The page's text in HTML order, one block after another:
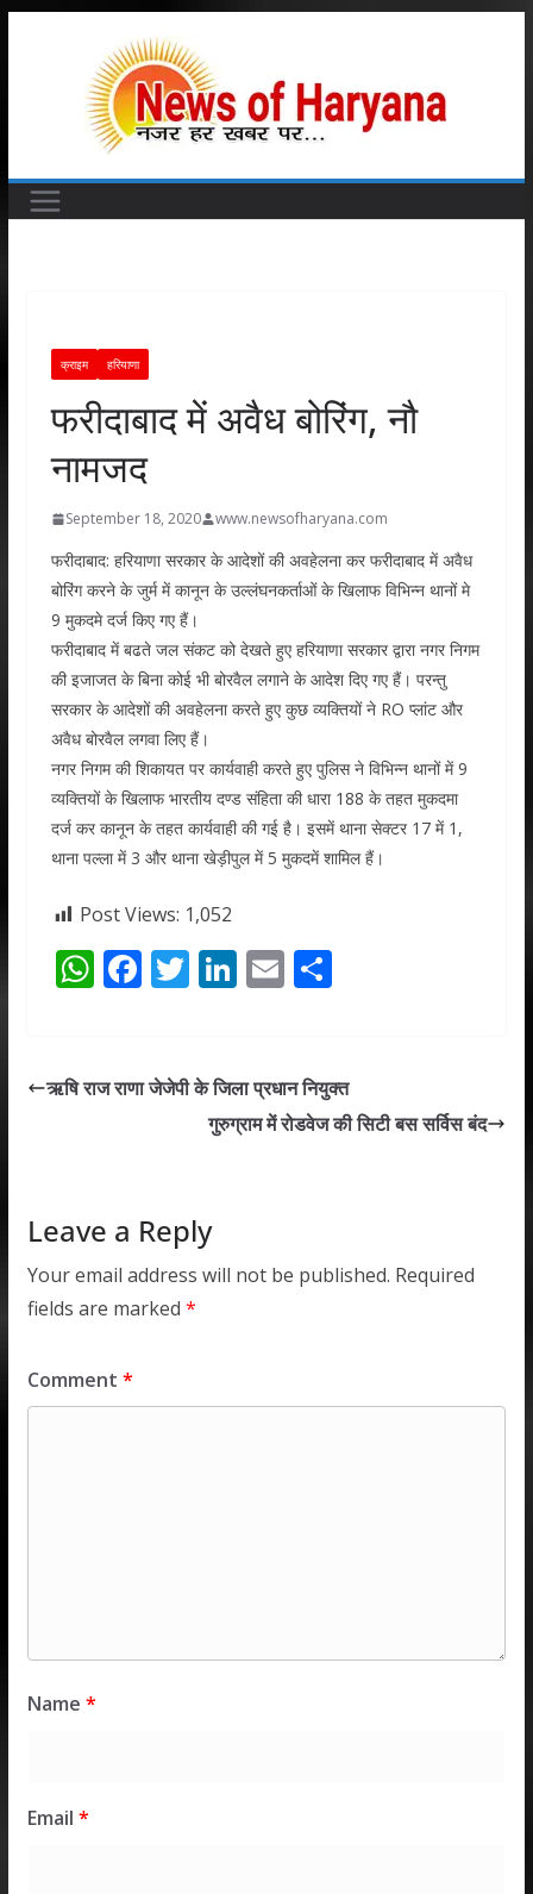
क्राइम हरियाणा
फरीदाबाद में अवैध बोरिंग, नौ
नामजद
September 18, 2020 www.newsofharyana.com
फरीदाबाद: हरियाणा सरकार के आदेशों की अवहेलना कर फरीदाबाद में अवैध
बोरिंग करने के जुर्म में कानून के उल्लंघनकर्ताओं के खिलाफ विभिन्न थानों मे
9 मुकदमे दर्ज किए गए हैं।
फरीदाबाद में बढते जल संकट को देखते हुए हरियाणा सरकार द्वारा नगर निगम
की इजाजत के बिना कोई भी बोरवैल लगाने के आदेश दिए गए हैं। परन्तु
सरकार के आदेशों की अवहेलना करते हुए कुछ व्यक्तियों ने RO प्लांट और
अवैध बोरवैल लगवा लिए हैं।
नगर निगम की शिकायत पर कार्यवाही करते हुए पुलिस ने विभिन्न थानों में 9
व्यक्तियों के खिलाफ भारतीय दण्ड संहिता की धारा 188 के तहत मुकदमा
दर्ज कर कानून के तहत कार्यवाही की गई है। इसमें थाना सेक्टर 17 में 1,
थाना पल्ला में 3 और थाना खेड़ीपुल में 5 मुकदमें शामिल हैं।
Post Views: 1,052
W
s
F
b
T
er
Li
e
dI
E
l
S
e
ऋषि राज राणा जेजेपी के जिला प्रधान नियुक्त
गुरुग्राम में रोडवेज की सिटी बस सर्विस बंद
Leave a Reply
Your email address will not be published. Required
fields are marked *
Comment *
Name *
Email *